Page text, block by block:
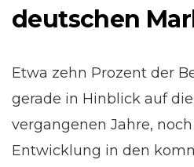
deutschen
Etwa zehn Prozent der
gerade in Hinblick auf
vergangenen Jahre,
Entwicklung in den